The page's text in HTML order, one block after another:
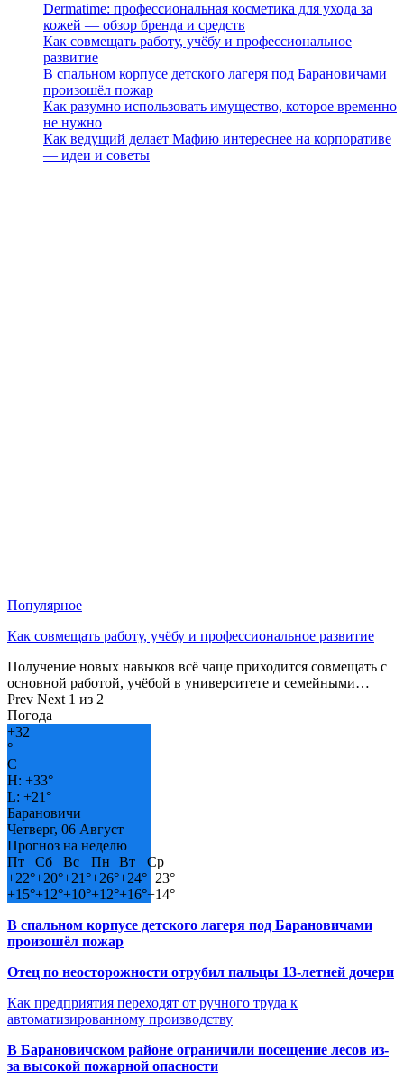
Dermatime: профессиональная косметика для ухода за
кожей — обзор бренда и средств
Как совмещать работу, учёбу и профессиональное
развитие
В спальном корпусе детского лагеря под Барановичами
произошёл пожар
Как разумно использовать имущество, которое временно
не нужно
Как ведущий делает Мафию интереснее на корпоративе
— идеи и советы
Популярное
Как совмещать работу, учёбу и профессиональное развитие
Получение новых навыков всё чаще приходится совмещать с
основной работой, учёбой в университете и семейными…
Prev Next 1 из 2
Погода
+32
°
C
H: +33°
L: +21°
Барановичи
Четверг, 06 Август
Прогноз на неделю
Пт
Сб Вс Пн Вт
Ср
+22°+20°+21°+26°+24°+23°
+15°+12°+10°+12°+16°+14°
В спальном корпусе детского лагеря под Барановичами
произошёл пожар
Отец по неосторожности отрубил пальцы 13-летней дочери
Как предприятия переходят от ручного труда к
автоматизированному производству
В Барановичском районе ограничили посещение лесов из-
за высокой пожарной опасности